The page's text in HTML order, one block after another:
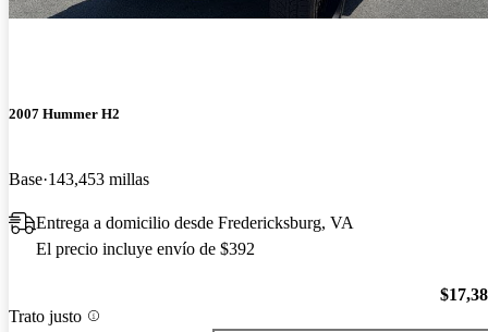
2007 Hummer H2
Base 143,453 millas
Entrega a domicilio desde Fredericksburg, VA
El precio incluye envío de $392
Trato justo